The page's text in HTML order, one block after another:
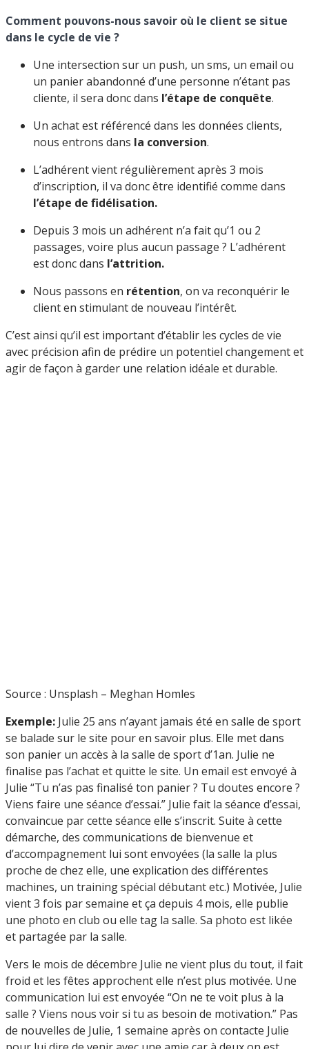
Comment pouvons-nous savoir où le client se situe
dans le cycle de vie ?
Une intersection sur un push, un sms, un email ou
un panier abandonné d’une personne n’étant pas
cliente, il sera donc dans l’étape de conquête.
Un achat est référencé dans les données clients,
nous entrons dans la conversion.
L’adhérent vient régulièrement après 3 mois
d’inscription, il va donc être identifié comme dans
l’étape de fidélisation.
Depuis 3 mois un adhérent n’a fait qu’1 ou 2
passages, voire plus aucun passage ? L’adhérent
est donc dans l’attrition.
Nous passons en rétention, on va reconquérir le
client en stimulant de nouveau l’intérêt.
C’est ainsi qu’il est important d’établir les cycles de vie
avec précision afin de prédire un potentiel changement et
agir de façon à garder une relation idéale et durable.
Source : Unsplash – Meghan Homles
Exemple: Julie 25 ans n’ayant jamais été en salle de sport
se balade sur le site pour en savoir plus. Elle met dans
son panier un accès à la salle de sport d’1an. Julie ne
finalise pas l’achat et quitte le site. Un email est envoyé à
Julie “Tu n’as pas finalisé ton panier ? Tu doutes encore ?
Viens faire une séance d’essai.” Julie fait la séance d’essai,
convaincue par cette séance elle s’inscrit. Suite à cette
démarche, des communications de bienvenue et
d’accompagnement lui sont envoyées (la salle la plus
proche de chez elle, une explication des différentes
machines, un training spécial débutant etc.) Motivée, Julie
vient 3 fois par semaine et ça depuis 4 mois, elle publie
une photo en club ou elle tag la salle. Sa photo est likée
et partagée par la salle.
Vers le mois de décembre Julie ne vient plus du tout, il fait
froid et les fêtes approchent elle n’est plus motivée. Une
communication lui est envoyée “On ne te voit plus à la
salle ? Viens nous voir si tu as besoin de motivation.” Pas
de nouvelles de Julie, 1 semaine après on contacte Julie